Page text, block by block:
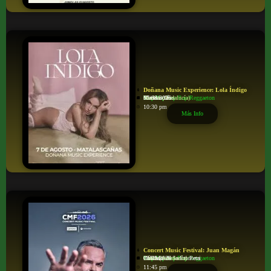
Doñana Music Experience: Lola Índigo
Trap/Hip-hop/Rap/Reggaeton
Recinto On
Matalascañas
Huelva (Andalucía)
07/08/2026
10:30 pm
Más Info
Concert Music Festival: Juan Magán
Trap/Hip-hop/Rap/Reggaeton
Poblado de Sancti Petri
Chiclana de la Frontera
Cádiz (Andalucía)
08/08/2026
11:45 pm